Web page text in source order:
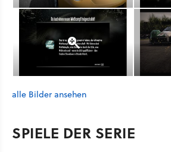
alle Bilder ansehen
SPIELE DER SERIE